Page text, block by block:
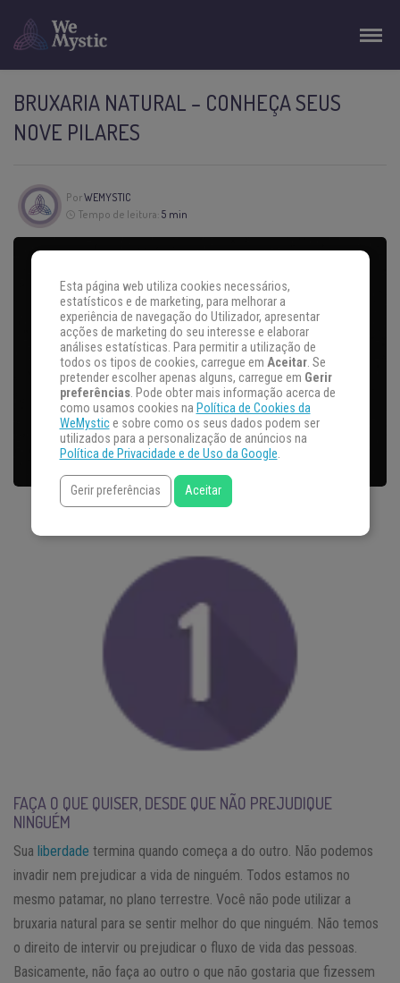
BRUXARIA NATURAL – CONHEÇA SEUS
NOVE PILARES
PorWEMYSTIC
Tempo de leitura: 5 min
FAÇA O QUE QUISER, DESDE QUE NÃO PREJUDIQUE
NINGUÉM
Sua liberdade termina quando começa a do outro. Não podemos
invadir nem prejudicar a vida de ninguém. Todos estamos no
mesmo patamar, no plano terrestre. Você não pode utilizar a
bruxaria natural para se sentir melhor do que ninguém. Não temos
o direito de intervir ou prejudicar o fluxo de vida das pessoas.
Basicamente, não faça ao outro o que não gostaria que fizessem
Esta página web utiliza cookies necessários,
estatísticos e de marketing, para melhorar a
experiência de navegação do Utilizador, apresentar
acções de marketing do seu interesse e elaborar
análises estatísticas. Para permitir a utilização de
todos os tipos de cookies, carregue em Aceitar. Se
pretender escolher apenas alguns, carregue em Gerir
preferências. Pode obter mais informação acerca de
como usamos cookies na Política de Cookies da
WeMystice sobre como os seus dados podem ser
utilizados para a personalização de anúncios na
Política de Privacidade e de Uso da Google.
Gerir preferências Aceitar